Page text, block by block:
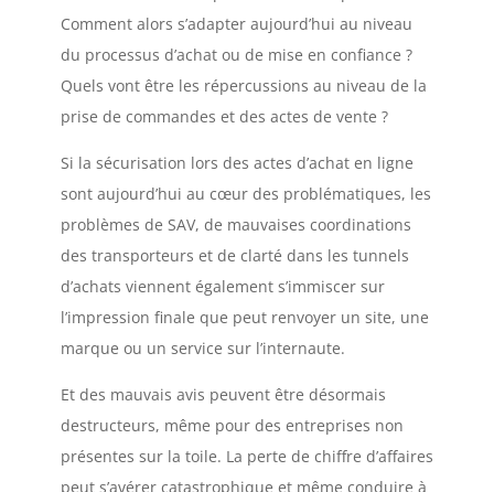
Comment alors s’adapter aujourd’hui au niveau
du processus d’achat ou de mise en confiance ?
Quels vont être les répercussions au niveau de la
prise de commandes et des actes de vente ?
Si la sécurisation lors des actes d’achat en ligne
sont aujourd’hui au cœur des problématiques, les
problèmes de SAV, de mauvaises coordinations
des transporteurs et de clarté dans les tunnels
d’achats viennent également s’immiscer sur
l’impression finale que peut renvoyer un site, une
marque ou un service sur l’internaute.
Et des mauvais avis peuvent être désormais
destructeurs, même pour des entreprises non
présentes sur la toile. La perte de chiffre d’affaires
peut s’avérer catastrophique et même conduire à